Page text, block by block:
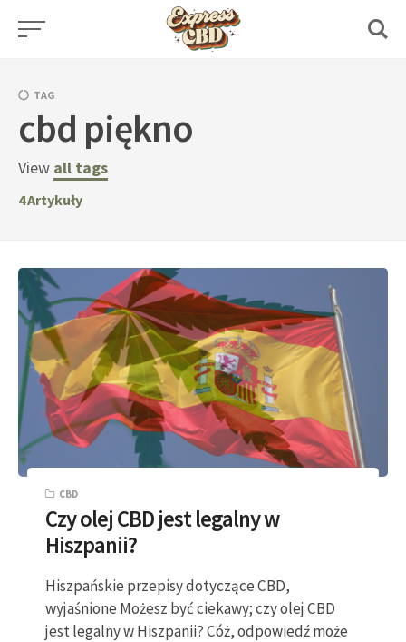
Skip
TAG
cbd piękno
View all tags
4Artykuły
CBD
Czy olej CBD jest legalny w
Hiszpanii?
Hiszpańskie przepisy dotyczące CBD,
wyjaśnione Możesz być ciekawy; czy olej CBD
jest legalny w Hiszpanii? Cóż, odpowiedź może